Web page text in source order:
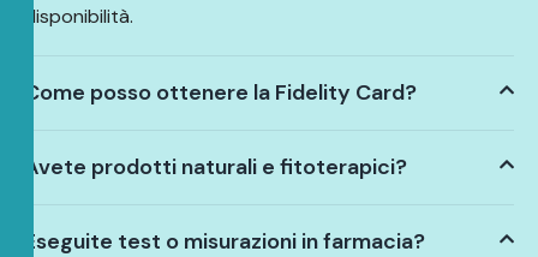
disponibilità.
Come posso ottenere la Fidelity Card?
Avete prodotti naturali e fitoterapici?
Eseguite test o misurazioni in farmacia?